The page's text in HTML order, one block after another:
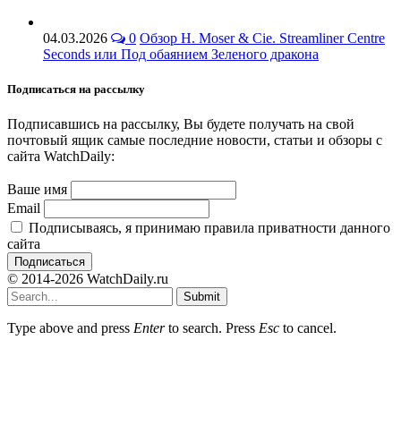
04.03.2026 0 Обзор H. Moser & Cie. Streamliner Centre
Seconds или Под обаянием Зеленого дракона
Подписаться на рассылку
Подписавшись на рассылку, Вы будете получать на свой
почтовый ящик самые последние новости, статьи и обзоры с
сайта WatchDaily:
Ваше имя
Email
Подписываясь, я принимаю правила приватности данного
сайта
© 2014-2026 WatchDaily.ru
Submit
Type above and press Enterto search. Press Esc to cancel.